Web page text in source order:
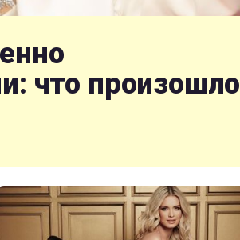
что произошло